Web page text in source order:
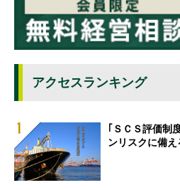
アクセスランキング
｢ＳＣＳ評価制
ンリスクに備え